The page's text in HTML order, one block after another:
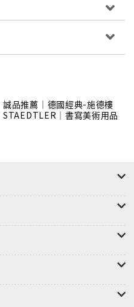
誠品推薦｜德國經典-施德樓
STAEDTLER｜書寫美術用品